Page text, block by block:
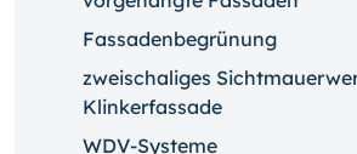
Fassadenbegrünung
zweischaliges
Klinkerfassade
WDV-Systeme